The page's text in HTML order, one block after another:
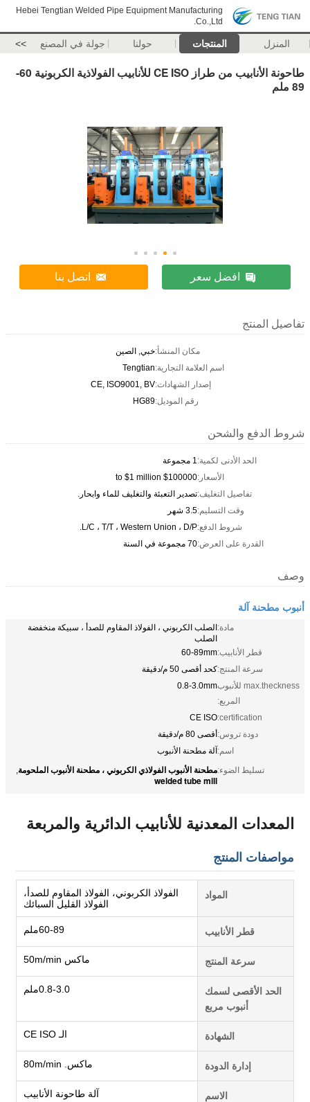
Hebei Tengtian Welded Pipe Equipment Manufacturing
Co.,Ltd.
المنزل المنتجات حولنا جولة في المصنع >>
طاحونة الأنابيب من طراز CE ISO للأنابيب الفولاذية الكربونية 60-
89 ملم
افضل سعر اتصل بنا
تفاصيل المنتج
مكان المنشأ:خبي, الصين
اسم العلامة التجارية:Tengtian
إصدار الشهادات:CE, ISO9001, BV
رقم الموديل:HG89
شروط الدفع والشحن
الحد الأدنى لكمية:1 مجموعة
الأسعار:$100000 to $1 million
تفاصيل التغليف:تصدير التعبئة والتغليف للماء وابحار.
وقت التسليم:3.5 شهر
شروط الدفع:L/C ، T/T ، Western Union ، D/P.
القدرة على العرض:70 مجموعة في السنة
وصف
أنبوب مطحنة آلة
مادة:الصلب الكربوني ، الفولاذ المقاوم للصدأ ، سبيكة منخفضة
الصلب
قطر الأنابيب:60-89mm
سرعة المنتج:كحد أقصى 50 م/دقيقة
max.theckness للأنبوب
المربع:
0.8-3.0mm
certification:
CE ISO
دودة تروس:أقصى 80 م/دقيقة
اسم:آلة مطحنة الأنبوب
تسليط الضوء:مطحنة الأنبوب الفولاذي الكربوني ، مطحنة الأنبوب الملحومة,
welded tube mill
المعدات المعدنية للأنابيب الدائرية والمربعة
مواصفات المنتج
المواد
الفولاذ الكربوني، الفولاذ المقاوم للصدأ،
الفولاذ القليل السبائك
قطر الأنابيب 60-89ملم
سرعة المنتج ماكس 50m/min
الحد الأقصى لسمك
أنبوب مربع
0.8-3.0ملم
الشهادة الـ CE ISO
إدارة الدودة ماكس. 80m/min
الاسم آلة طاحونة الأنابيب